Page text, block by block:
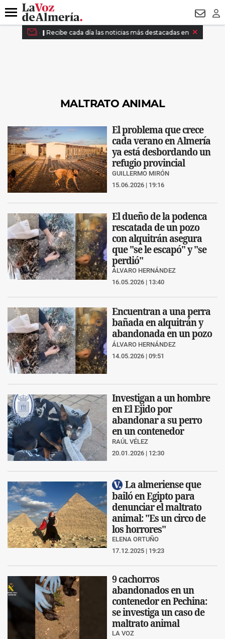
DESTACADO DRON UDA
Menú
MALTRATO ANIMAL
El problema que crece
cada verano en Almería
ya está desbordando un
refugio provincial
GUILLERMO MIRÓN
15.06.2026 | 19:16
El dueño de la podenca
rescatada de un pozo
con alquitrán asegura
que "se le escapó" y "se
perdió"
ÁLVARO HERNÁNDEZ
16.05.2026 | 13:40
Encuentran a una perra
bañada en alquitrán y
abandonada en un pozo
ÁLVARO HERNÁNDEZ
14.05.2026 | 09:51
Investigan a un hombre
en El Ejido por
abandonar a su perro
en un contenedor
RAÚL VÉLEZ
20.01.2026 | 12:30
La almeriense que
bailó en Egipto para
denunciar el maltrato
animal: "Es un circo de
los horrores"
ELENA ORTUÑO
17.12.2025 | 19:23
9 cachorros
abandonados en un
contenedor en Pechina:
se investiga un caso de
maltrato animal
LA VOZ